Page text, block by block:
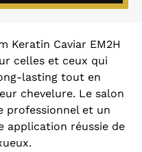
Keratin Caviar EM2H
celles et ceux qui
lasting tout en
chevelure. Le salon
professionnel et un
application réussie de